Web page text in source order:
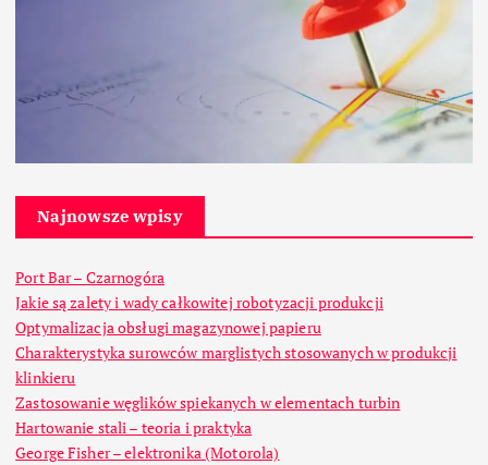
Najnowsze wpisy
Port Bar – Czarnogóra
Jakie są zalety i wady całkowitej robotyzacji produkcji
Optymalizacja obsługi magazynowej papieru
Charakterystyka surowców marglistych stosowanych w produkcji
klinkieru
Zastosowanie węglików spiekanych w elementach turbin
Hartowanie stali – teoria i praktyka
George Fisher – elektronika (Motorola)